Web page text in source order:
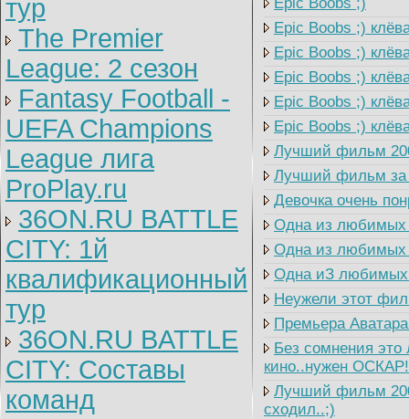
тур
The Premier
League: 2 cезон
Fantasy Football -
UEFA Champions
League лига
ProPlay.ru
36ON.RU BATTLE
CITY: 1й
квалификационный
тур
36ON.RU BATTLE
CITY: Составы
команд
Epic Boobs ;)
Epic Boobs ;)
Epic Boobs ;)
Epic Boobs ;)
Epic Boobs ;)
Лучший фильм
Лучший фильм за
Девочка очень
Одна из любимых
Одна из любимых
Одна иЗ любимых
Неужели этот
Премьера
Без сомнения
кино..нужен ОСКАР!
Лучший фильм
сходил..;)